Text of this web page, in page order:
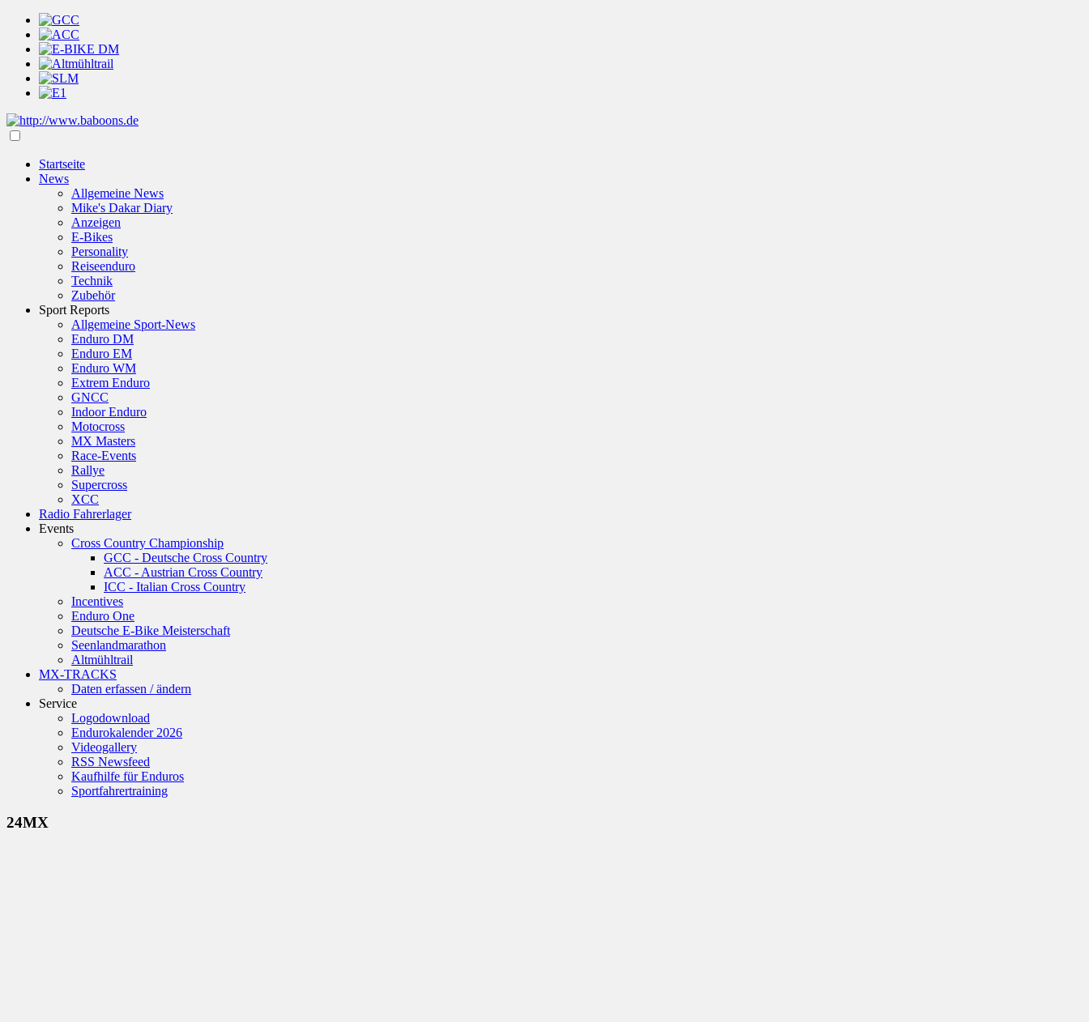
Startseite
News
Allgemeine News
Mike's Dakar Diary
Anzeigen
E-Bikes
Personality
Reiseenduro
Technik
Zubehör
Sport Reports
Allgemeine Sport-News
Enduro DM
Enduro EM
Enduro WM
Extrem Enduro
GNCC
Indoor Enduro
Motocross
MX Masters
Race-Events
Rallye
Supercross
XCC
Radio Fahrerlager
Events
Cross Country Championship
GCC - Deutsche Cross Country
ACC - Austrian Cross Country
ICC - Italian Cross Country
Incentives
Enduro One
Deutsche E-Bike Meisterschaft
Seenlandmarathon
Altmühltrail
MX-TRACKS
Daten erfassen / ändern
Service
Logodownload
Endurokalender 2026
Videogallery
RSS Newsfeed
Kaufhilfe für Enduros
Sportfahrertraining
24MX